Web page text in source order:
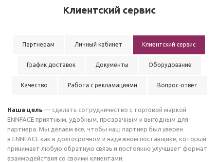
Клиентский сервис
Партнерам Личный кабинет Клиентский сервис
График доставок Документы Оборудование
Качество Работа с рекламациями Вопрос-ответ
Наша цель — сделать сотрудничество с торговой маркой
ENNFACE приятным, удобным, прозрачным и выгодным для
партнера. Мы делаем все, чтобы наш партнер был уверен
в ENNFACE как в долгосрочном и надежном поставщике, который
принимает любую обратную связь и постоянно улучшает формат
взаимодействия со своими клиентами.